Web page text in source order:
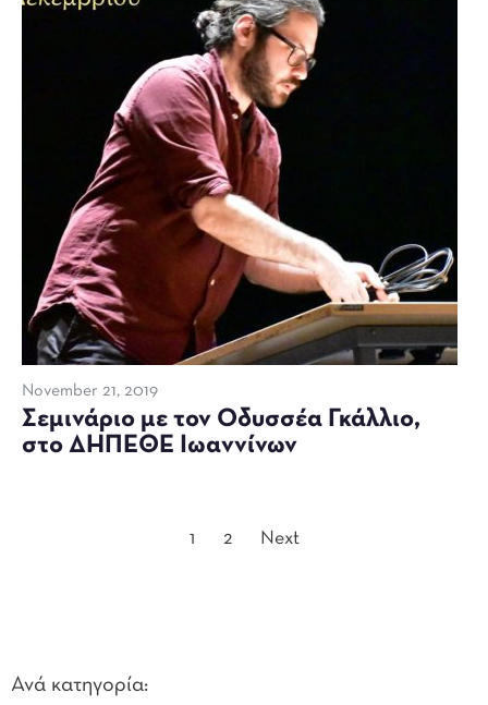
November 21, 2019
Σεμινάριο με τον Οδυσσέα Γκάλλιο,
στο ΔΗΠΕΘΕ Ιωαννίνων
1 2 Next
Ανά κατηγορία: